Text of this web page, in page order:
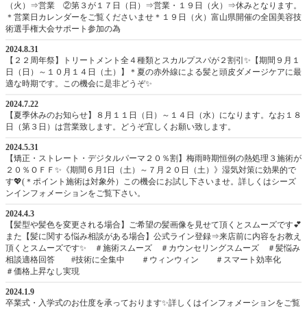
（火）⇒営業 ②第３が１７日（日）⇒営業・１９日（火）⇒休みとなります。
＊営業日カレンダーをご覧くださいませ＊１９日（火）富山県開催の全国美容技
術選手権大会サポート参加の為
2024.8.31
【２２周年祭】トリートメント全４種類とスカルプスパが２割引✨【期間９月１
日（日）～１０月１４日（土）】＊夏の赤外線による髪と頭皮ダメージケアに最
適な時期です。この機会に是非どうぞ✨
2024.7.22
【夏季休みのお知らせ】８月１１日（日）～１４日（水）になります。なお１８
日（第３日）は営業致します。どうぞ宜しくお願い致します。
2024.5.31
【矯正・ストレート・デジタルパーマ２０％割】梅雨時期恒例の熱処理３施術が
２０％ＯＦＦ✨《期間６月1日（土）～７月２０日（土）》湿気対策に効果的で
す💖(＊ポイント施術は対象外）この機会にお試し下さいませ。詳しくはシーズ
ンインフォメーションをご覧下さい。
2024.4.3
【髪型や髪色を変更される場合】ご希望の髪画像を見せて頂くとスムーズです💕
また【髪に関する悩み相談がある場合】公式ライン登録⇒来店前に内容をお教え
頂くとスムーズです✨ ＃施術スムーズ ＃カウンセリングスムーズ ＃髪悩み
相談適格回答 #技術に全集中 ＃ウィンウィン ＃スマート効率化
＃価格上昇なし実現
2024.1.9
卒業式・入学式のお仕度を承っております✨詳しくはインフォメーションをご覧